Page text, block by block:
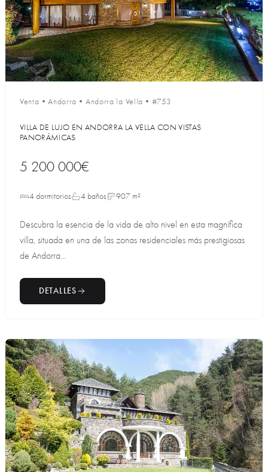
Venta •Andorra • Andorra la Vella • #753
VILLA DE LUJO EN ANDORRA LA VELLA CON VISTAS
PANORÁMICAS
5 200 000€
4 dormitorios 4 baños 907 m²
Descubra la esencia de la vida de alto nivel en esta magnífica
villa, situada en una de las zonas residenciales más prestigiosas
de Andorra...
DETALLES